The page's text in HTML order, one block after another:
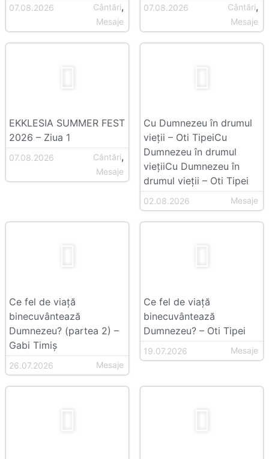
07.08.2026 Cântări,
Mesaje
07.08.2026 Cântări,
Mesaje
EKKLESIA SUMMER FEST
2026 – Ziua 1
07.08.2026 Cântări,
Mesaje
Cu Dumnezeu în drumul
vieții – Oti TipeiCu
Dumnezeu în drumul
viețiiCu Dumnezeu în
drumul vieții – Oti Tipei
02.08.2026 Mesaje
Ce fel de viață
binecuvântează
Dumnezeu? (partea 2) –
Gabi Timiș
26.07.2026 Mesaje
Ce fel de viață
binecuvântează
Dumnezeu? – Oti Tipei
19.07.2026 Mesaje